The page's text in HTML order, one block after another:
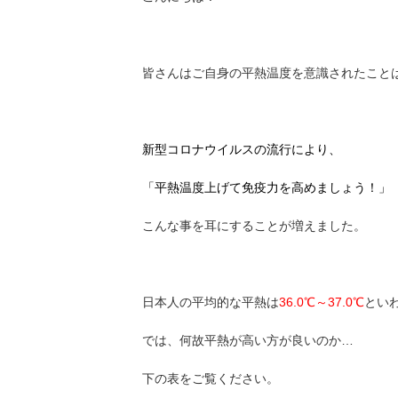
皆さんはご自身の平熱温度を意識されたこと
新型コロナウイルスの流行により、
「平熱温度上げて免疫力を高めましょう！」
こんな事を耳にすることが増えました。
日本人の平均的な平熱は36.0℃～37.0℃とい
では、何故平熱が高い方が良いのか…
下の表をご覧ください。